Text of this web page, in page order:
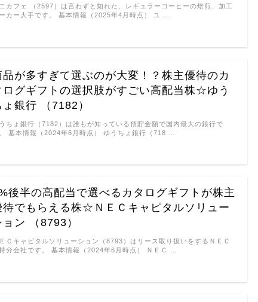
カフェ （2597）は言わずと知れた、レギュラーコーヒーの焙煎、加工
カー大手です。 基本情報（2025年4月時点） ユ …
品が多すぎて選ぶのが大変！？株主優待のカ
ログギフトの選択肢がすごい高配当株☆ゆう
ょ銀行 （7182）
ちょ銀行（7182）は誰もが知っている預貯金額で国内最大の銀行で
基本情報（2024年6月時点） ゆうちょ銀行（718 …
後半の高配当で選べるカタログギフトが株主
待でもらえる株☆ＮＥＣキャピタルソリュー
ョン （8793）
Ｃキャピタルソリューション（8793）はリース取り扱いをするＮＥＣ
分会社です。 基本情報（2024年6月時点） ＮＥＣ …